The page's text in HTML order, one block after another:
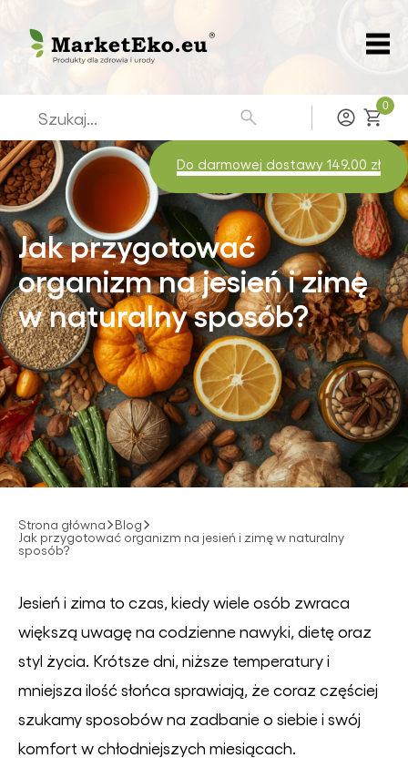
Zaloguj
0
Do darmowej dostawy 149.00 zł
Jak przygotować
organizm na jesień i zimę
w naturalny sposób?
Strona główna
Blog
Jak przygotować organizm na jesień i zimę w naturalny
sposób?
Jesień i zima to czas, kiedy wiele osób zwraca
większą uwagę na codzienne nawyki, dietę oraz
styl życia. Krótsze dni, niższe temperatury i
mniejsza ilość słońca sprawiają, że coraz częściej
szukamy sposobów na zadbanie o siebie i swój
komfort w chłodniejszych miesiącach.